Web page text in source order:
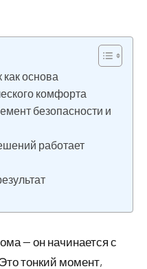
основа
комфорта
безопасности и
работает
— он начинается с
тонкий момент,